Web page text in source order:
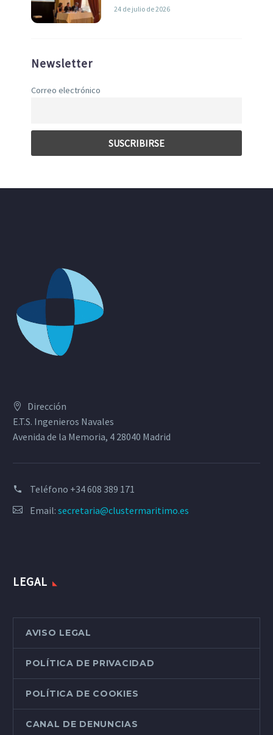
liderazgo en la Economía Azul
24 de julio de 2026
Newsletter
Correo electrónico
Dirección
E.T.S. Ingenieros Navales
Avenida de la Memoria, 4 28040 Madrid
Teléfono +34 608 389 171
Email: secretaria@clustermaritimo.es
LEGAL
AVISO LEGAL
POLÍTICA DE PRIVACIDAD
POLÍTICA DE COOKIES
CANAL DE DENUNCIAS